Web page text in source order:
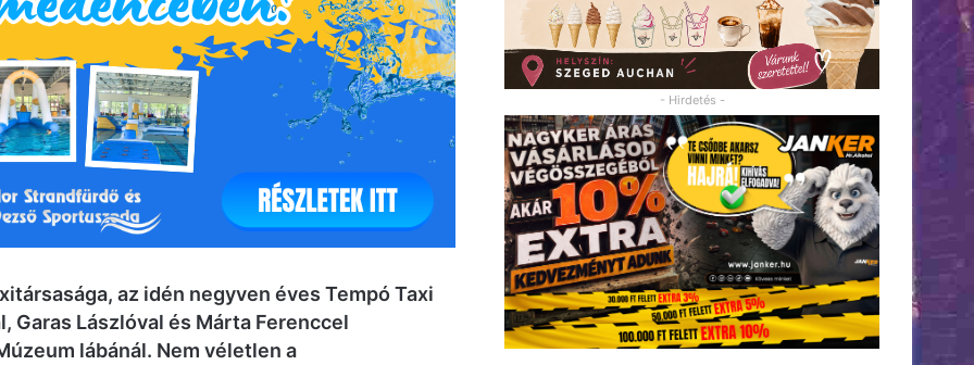
az idén negyven éves Tempó Taxi
Garas Lászlóval és Márta Ferenccel
lábánál. Nem véletlen a
- Hirdetés -